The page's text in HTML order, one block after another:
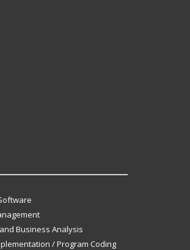
Business Analysis
/ Program Coding